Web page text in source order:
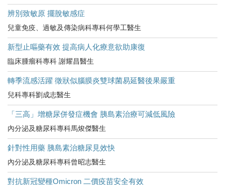
辨別致敏原 擺脫敏感症
兒童免疫、過敏及傳染病科專科何學工醫生
新型止嘔藥有效 提高病人化療意欲助康復
臨床腫瘤科專科 謝耀昌醫生
轉季流感活躍 徵狀似腦膜炎雙球菌易延醫後果嚴重
兒科專科劉成志醫生
「三高」增糖尿併發症機會 胰島素治療可減低風險
內分泌及糖尿科專科馬焌傑醫生
針對性用藥 胰島素治糖尿見效快
內分泌及糖尿科專科曾昭志醫生
對抗新冠變種Omicron 二價疫苗安全有效